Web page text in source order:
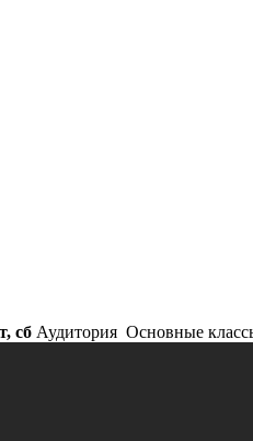
сб Аудитория Основные